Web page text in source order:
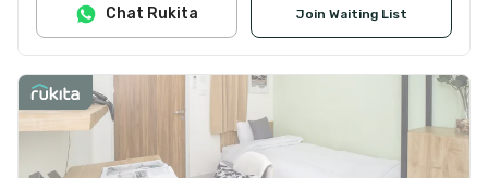
Join Waiting List
Chat Rukita